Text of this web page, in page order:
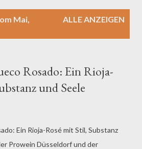
Mai,
ALLE ANZEIGEN
Rosado: Ein Rioja-
und Seele
Ein Rioja-Rosé mit Stil, Substanz
Prowein Düsseldorf und der